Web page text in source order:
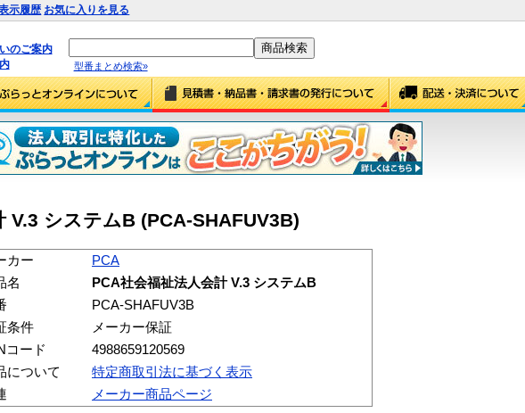
示履歴 お気に入りを見る
のご案内
型番まとめ検索»
V.3 システムB (PCA-SHAFUV3B)
カー
PCA
名
PCA社会福祉法人会計 V.3 システムB
PCA-SHAFUV3B
条件
メーカー保証
コード
4988659120569
について
特定商取引法に基づく表示
メーカー商品ページ